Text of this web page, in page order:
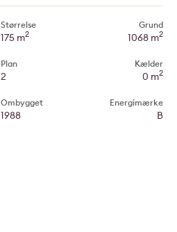
Størrelse
175 m2
Plan
2
Ombygget
1988
Grund
1068 m2
Kælder
0 m2
Energimærke
B